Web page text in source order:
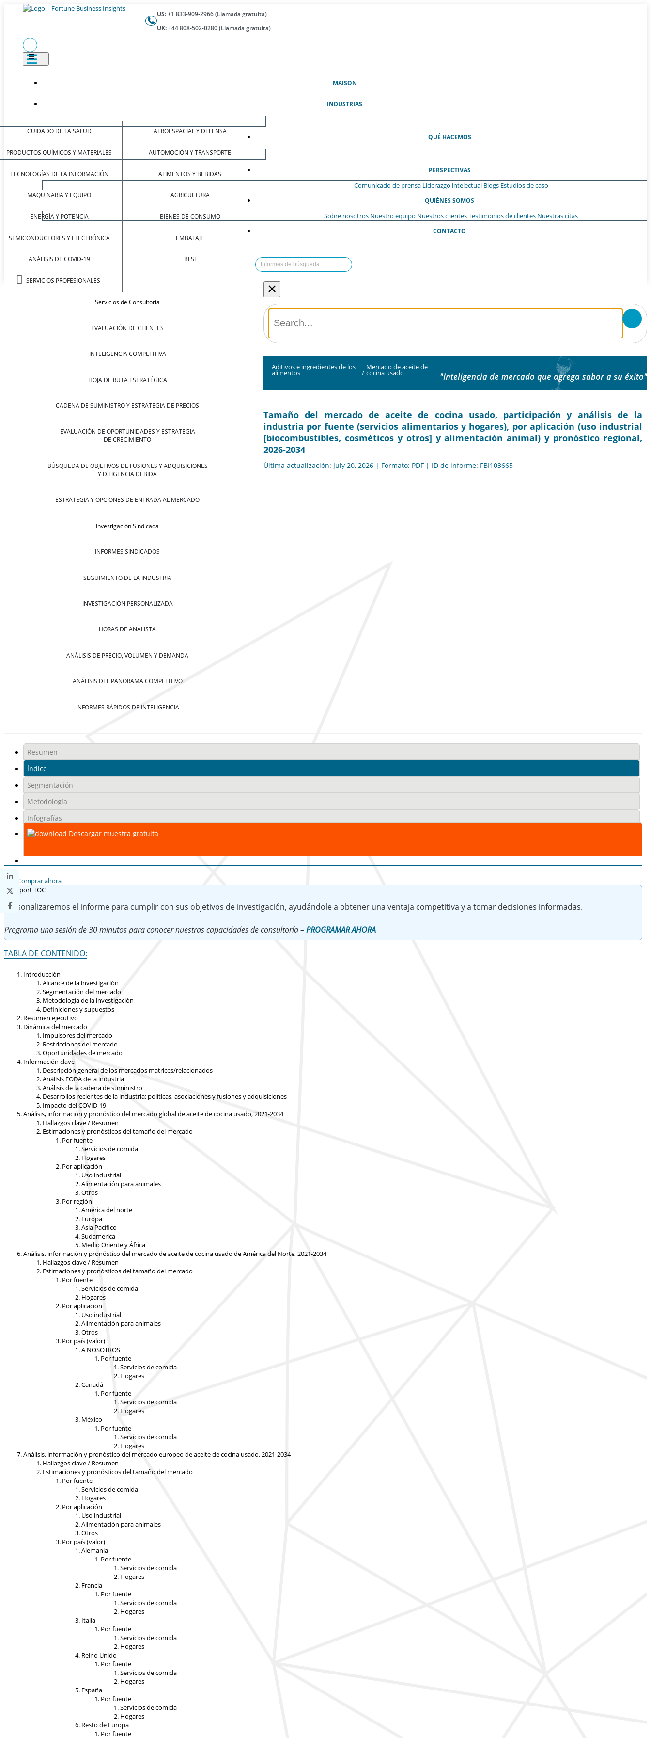
US:+1 833-909-2966 (Llamada gratuita)
UK:+44 808-502-0280 (Llamada gratuita)
MAISON(ACTUAL)
INDUSTRIAS
CUIDADO DE LA SALUD
PRODUCTOS QUÍMICOS Y MATERIALES
TECNOLOGÍAS DE LA INFORMACIÓN
MAQUINARIA Y EQUIPO
ENERGÍA Y POTENCIA
SEMICONDUCTORES Y ELECTRÓNICA
ANÁLISIS DE COVID-19
SERVICIOS PROFESIONALES
AEROESPACIAL Y DEFENSA
AUTOMOCIÓN Y TRANSPORTE
ALIMENTOS Y BEBIDAS
AGRICULTURA
BIENES DE CONSUMO
EMBALAJE
BFSI
QUÉ HACEMOS
Servicios de Consultoría
EVALUACIÓN DE CLIENTES
INTELIGENCIA COMPETITIVA
HOJA DE RUTA ESTRATÉGICA
CADENA DE SUMINISTRO Y ESTRATEGIA DE PRECIOS
EVALUACIÓN DE OPORTUNIDADES Y ESTRATEGIA
DE CRECIMIENTO
BÚSQUEDA DE OBJETIVOS DE FUSIONES Y ADQUISICIONES
Y DILIGENCIA DEBIDA
ESTRATEGIA Y OPCIONES DE ENTRADA AL MERCADO
Investigación Sindicada
INFORMES SINDICADOS
SEGUIMIENTO DE LA INDUSTRIA
INVESTIGACIÓN PERSONALIZADA
HORAS DE ANALISTA
ANÁLISIS DE PRECIO, VOLUMEN Y DEMANDA
ANÁLISIS DEL PANORAMA COMPETITIVO
INFORMES RÁPIDOS DE INTELIGENCIA
PERSPECTIVAS
Comunicado de prensa Liderazgo intelectual Blogs Estudios de caso
QUIÉNES SOMOS
Sobre nosotros Nuestro equipo Nuestros clientesTestimonios de clientes Nuestras citas
CONTACTO
×
Aditivos e ingredientes de los
alimentos /
Mercado de aceite de
cocina usado "Inteligencia de mercado que agrega sabor a su éxito"
Tamaño del mercado de aceite de cocina usado, participación y análisis de la
industria por fuente (servicios alimentarios y hogares), por aplicación (uso industrial
[biocombustibles, cosméticos y otros] y alimentación animal) y pronóstico regional,
2026-2034
Última actualización: July 20, 2026 | Formato: PDF | ID de informe: FBI103665
Resumen
Índice
Segmentación
Metodología
Infografías
Descargar muestra gratuita
Comprar ahora
Personalizaremos el informe para cumplir con sus objetivos de investigación, ayudándole a obtener una ventaja competitiva y a tomar decisiones informadas.
Programa una sesión de 30 minutos para conocer nuestras capacidades de consultoría – PROGRAMAR AHORA
TABLA DE CONTENIDO:
Introducción
Alcance de la investigación
Segmentación del mercado
Metodología de la investigación
Definiciones y supuestos
Resumen ejecutivo
Dinámica del mercado
Impulsores del mercado
Restricciones del mercado
Oportunidades de mercado
Información clave
Descripción general de los mercados matrices/relacionados
Análisis FODA de la industria
Análisis de la cadena de suministro
Desarrollos recientes de la industria: políticas, asociaciones y fusiones y adquisiciones
Impacto del COVID-19
Análisis, información y pronóstico del mercado global de aceite de cocina usado, 2021-2034
Hallazgos clave / Resumen
Estimaciones y pronósticos del tamaño del mercado
Por fuente
Servicios de comida
Hogares
Por aplicación
Uso industrial
Alimentación para animales
Otros
Por región
América del norte
Europa
Asia Pacífico
Sudamerica
Medio Oriente y África
Análisis, información y pronóstico del mercado de aceite de cocina usado de América del Norte, 2021-2034
Hallazgos clave / Resumen
Estimaciones y pronósticos del tamaño del mercado
Por fuente
Servicios de comida
Hogares
Por aplicación
Uso industrial
Alimentación para animales
Otros
Por país (valor)
A NOSOTROS
Por fuente
Servicios de comida
Hogares
Canadá
Por fuente
Servicios de comida
Hogares
México
Por fuente
Servicios de comida
Hogares
Análisis, información y pronóstico del mercado europeo de aceite de cocina usado, 2021-2034
Hallazgos clave / Resumen
Estimaciones y pronósticos del tamaño del mercado
Por fuente
Servicios de comida
Hogares
Por aplicación
Uso industrial
Alimentación para animales
Otros
Por país (valor)
Alemania
Por fuente
Servicios de comida
Hogares
Francia
Por fuente
Servicios de comida
Hogares
Italia
Por fuente
Servicios de comida
Hogares
Reino Unido
Por fuente
Servicios de comida
Hogares
España
Por fuente
Servicios de comida
Hogares
Resto de Europa
Por fuente